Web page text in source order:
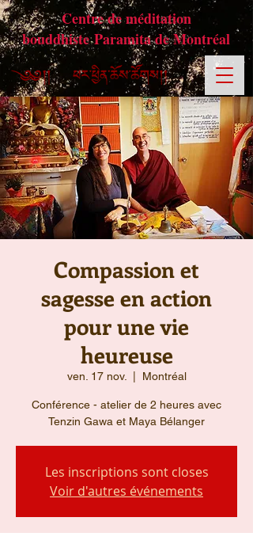
Centre de méditation
bouddhiste Paramita de Montréal
Compassion et
sagesse en action
pour une vie
heureuse
ven. 17 nov. Montréal
Conférence - atelier de 2 heures avec
Tenzin Gawa et Maya Bélanger
Les inscriptions sont closes
Voir d'autres événements